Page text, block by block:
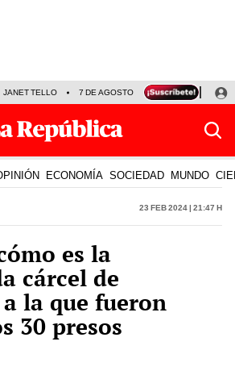
JANET TELLO 7 DE AGOSTO TINKA RESULTADOS
ECONOMÍA SOCIEDAD MUNDO
23 Feb 2024 | 21:47 h
es la
cárcel de
la que fueron
30 presos